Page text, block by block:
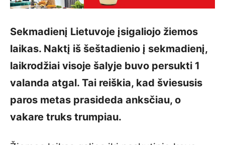
Sekmadienį Lietuvoje įsigaliojo žiemos
laikas. Naktį iš šeštadienio į sekmadienį,
laikrodžiai visoje šalyje buvo persukti 1
valanda atgal. Tai reiškia, kad šviesusis
paros metas prasideda anksčiau, o
vakare truks trumpiau.